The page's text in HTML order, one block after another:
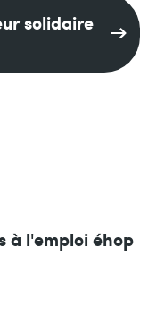
solidaire
à l'emploi éhop